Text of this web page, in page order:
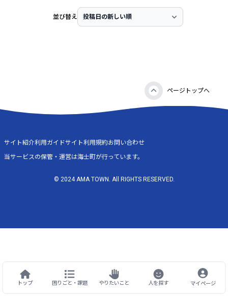
並び替え
ページトップへ
サイト紹介利用ガイドサイト利用規約お問い合わせ
当サービスの保管・運営は海士町が行っています。
© 2024 AMA TOWN. All RIGHTS RESERVED.
トップ 困りごと・課題 やりたいこと 人を探す マイページ